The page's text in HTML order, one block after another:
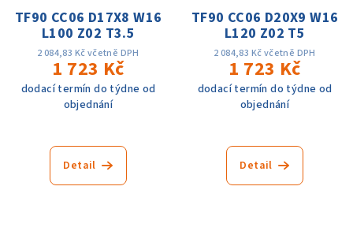
TF90 CC06 D17X8 W16
L100 Z02 T3.5
2 084,83 Kč včetně DPH
1 723 Kč
dodací termín do týdne od
objednání
Detail
TF90 CC06 D20X9 W16
L120 Z02 T5
2 084,83 Kč včetně DPH
1 723 Kč
dodací termín do týdne od
objednání
Detail